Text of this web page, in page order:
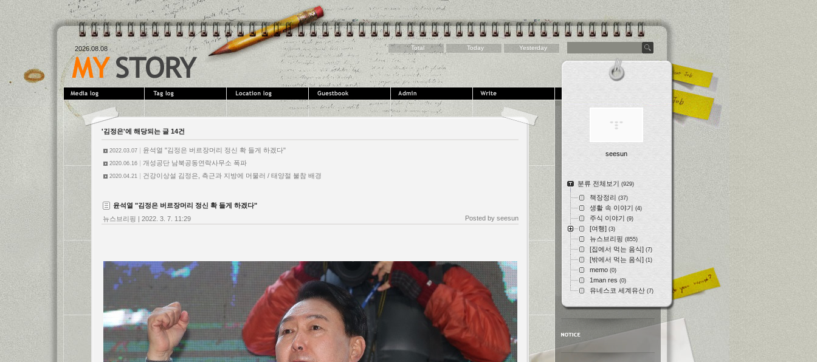
2026.08.08 Total Today Yesterday
'김정은'에 해당되는 글 14건
2022.03.07 | 윤석열 "김정은 버르장머리 정신 확 들게 하겠다"
2020.06.16 | 개성공단 남북공동연락사무소 폭파
2020.04.21 | 건강이상설 김정은, 측근과 지방에 머물러 / 태양절 불참 배경
윤석열 "김정은 버르장머리 정신 확 들게 하겠다"
뉴스브리핑 | 2022. 3. 7. 11:29 Posted by seesun
seesun
분류 전체보기 (929)
책장정리 (37)
생활 속 이야기 (4)
주식 이야기 (9)
[여행] (3)
뉴스브리핑 (855)
[집에서 먹는 음식] (7)
[밖에서 먹는 음식] (1)
memo (0)
1man res (0)
유네스코 세계유산 (7)